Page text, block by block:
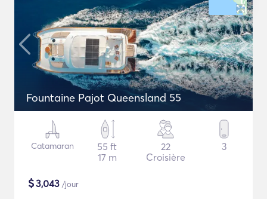
Fountaine Pajot Queensland 55
Catamaran
55 ft
17 m
22
Croisière
3
$3,043 /jour